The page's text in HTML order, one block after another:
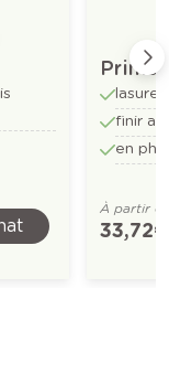
Prime
lasure
finir
en
À partir
33,72 €